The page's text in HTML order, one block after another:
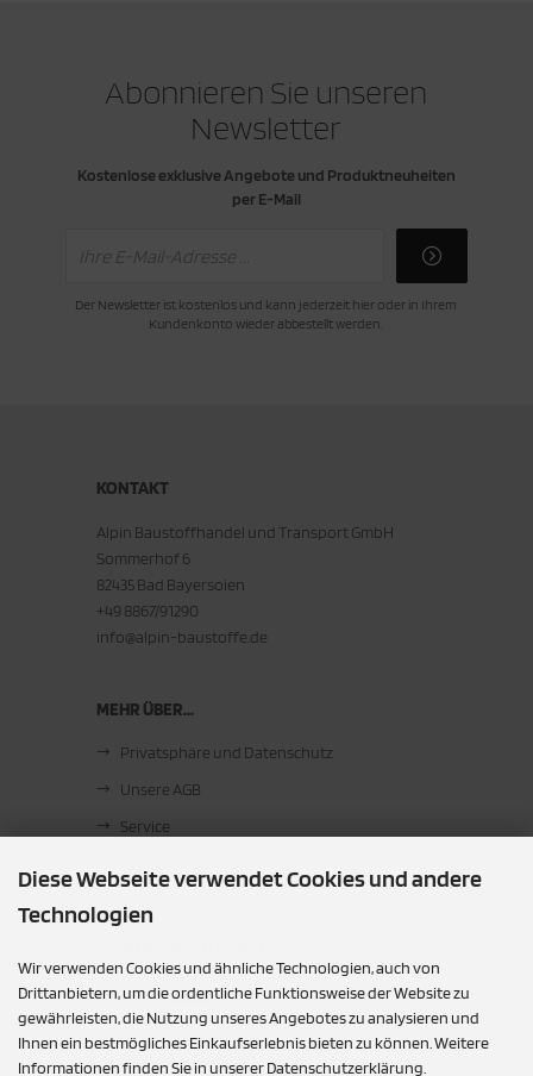
Abonnieren Sie unseren
Newsletter
Kostenlose exklusive Angebote und Produktneuheiten
per E-Mail
Der Newsletter ist kostenlos und kann jederzeit hier oder in Ihrem
Kundenkonto wieder abbestellt werden.
KONTAKT
Alpin Baustoffhandel und Transport GmbH
Sommerhof 6
82435 Bad Bayersoien
+49 8867/91290
info@alpin-baustoffe.de
MEHR ÜBER...
Privatsphäre und Datenschutz
Unsere AGB
Service
Barzahlung bei Abholung
SOCIAL MEDIA
Diese Webseite verwendet Cookies und andere
Technologien
Wir verwenden Cookies und ähnliche Technologien, auch von
Drittanbietern, um die ordentliche Funktionsweise der Website zu
gewährleisten, die Nutzung unseres Angebotes zu analysieren und
Ihnen ein bestmögliches Einkaufserlebnis bieten zu können. Weitere
Informationen finden Sie in unserer Datenschutzerklärung.